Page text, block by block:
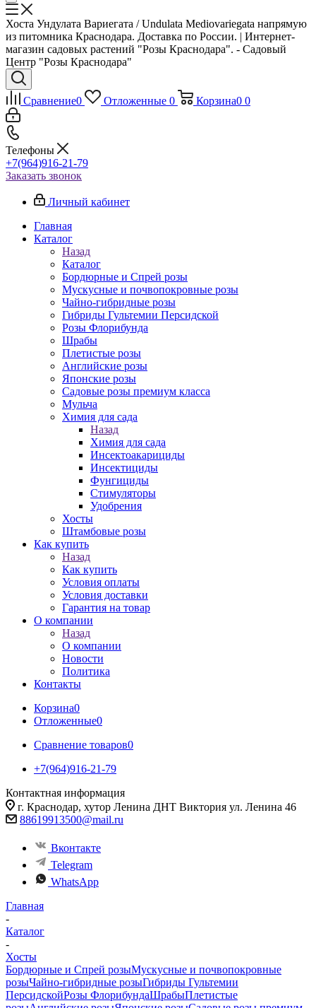
Хоста Ундулата Вариегата / Undulata Mediovariegata напрямую
из питомника Краснодара. Доставка по России. | Интернет-
магазин садовых растений "Розы Краснодара". - Садовый
Центр "Розы Краснодара"
Сравнение0 Отложенные 0 Корзина0 0
Телефоны
+7(964)916-21-79
Заказать звонок
Личный кабинет
Главная
Каталог
Назад
Каталог
Бордюрные и Спрей розы
Мускусные и почвопокровные розы
Чайно-гибридные розы
Гибриды Гультемии Персидской
Розы Флорибунда
Шрабы
Плетистые розы
Английские розы
Японские розы
Садовые розы премиум класса
Мульча
Химия для сада
Назад
Химия для сада
Инсектоакарициды
Инсектициды
Фунгициды
Стимуляторы
Удобрения
Хосты
Штамбовые розы
Как купить
Назад
Как купить
Условия оплаты
Условия доставки
Гарантия на товар
О компании
Назад
О компании
Новости
Политика
Контакты
Корзина0
Отложенные0
Сравнение товаров0
+7(964)916-21-79
Контактная информация
г. Краснодар, хутор Ленина ДНТ Виктория ул. Ленина 46
88619913500@mail.ru
Вконтакте
Telegram
WhatsApp
Главная
-
Каталог
-
Хосты
Бордюрные и Спрей розыМускусные и почвопокровные
розыЧайно-гибридные розыГибриды Гультемии
ПерсидскойРозы ФлорибундаШрабыПлетистые